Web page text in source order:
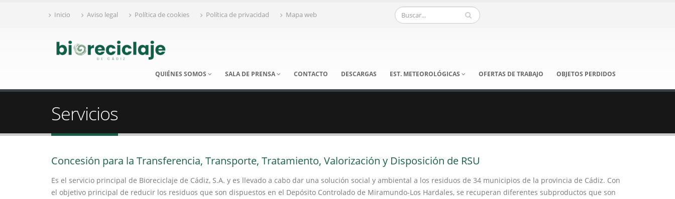
Inicio Aviso legal Política de cookies Política de privacidad Mapa web
QUIÉNES SOMOS SALA DE PRENSA CONTACTO DESCARGAS EST. METEOROLÓGICAS OFERTAS DE TRABAJO OBJETOS PERDIDOS
Servicios
Concesión para la Transferencia, Transporte, Tratamiento, Valorización y Disposición de RSU
Es el servicio principal de Bioreciclaje de Cádiz, S.A. y es llevado a cabo dar una solución social y ambiental a los residuos de 34 municipios de la provincia de Cádiz. Con
el objetivo principal de reducir los residuos que son dispuestos en el Depósito Controlado de Miramundo-Los Hardales, se recuperan diferentes subproductos que son